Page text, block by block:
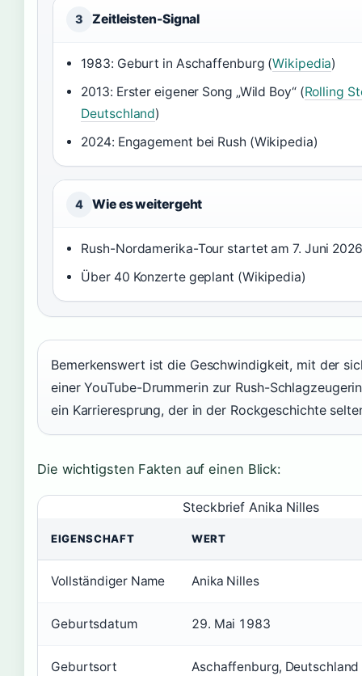
3 Zeitleisten-Signal
1983: Geburt in Aschaffenburg (Wikipedia)
2013: Erster eigener Song „Wild Boy“ (Rolling
Deutschland)
2024: Engagement bei Rush (Wikipedia)
4 Wie es weitergeht
Rush-Nordamerika-Tour startet am 7. Juni
Über 40 Konzerte geplant (Wikipedia)
Bemerkenswert ist die Geschwindigkeit, mit der
einer YouTube-Drummerin zur Rush-
ein Karrieresprung, der in der Rockgeschichte
Die wichtigsten Fakten auf einen Blick:
Steckbrief Anika Nilles
EIGENSCHAFT WERT
Vollständiger Name Anika Nilles
Geburtsdatum 29. Mai 1983
Geburtsort Aschaffenburg, Deutschland